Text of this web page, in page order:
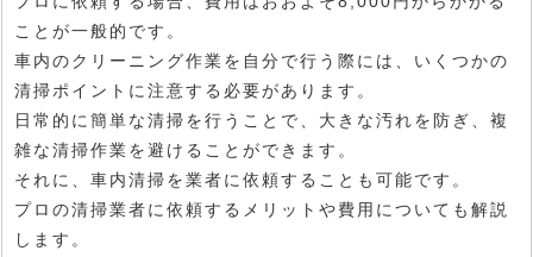
ことが一般的です。
車内のクリーニング作業を自分で行う際には、いくつかの
清掃ポイントに注意する必要があります。
日常的に簡単な清掃を行うことで、大きな汚れを防ぎ、複
雑な清掃作業を避けることができます。
それに、車内清掃を業者に依頼することも可能です。
プロの清掃業者に依頼するメリットや費用についても解説
します。